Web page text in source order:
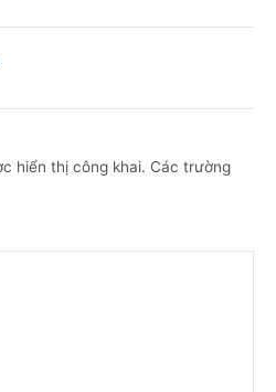
hiển thị công khai. Các trường